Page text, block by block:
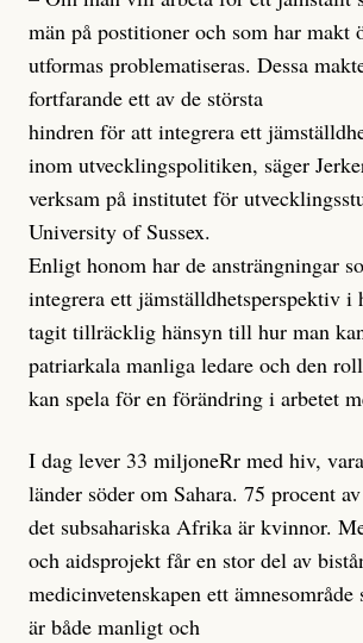
män på postitioner och som har makt
utformas problematiseras. Dessa
fortfarande ett av de största
hindren för att integrera ett
inom utvecklingspolitiken, säger
verksam på institutet för
University of Sussex.
Enligt honom har de ansträngningar
integrera ett jämställdhetsperspektiv i
tagit tillräcklig hänsyn till hur man
patriarkala manliga ledare och den
kan spela för en förändring i arbetet
I dag lever 33 miljoneRr med hiv,
länder söder om Sahara. 75 procent
det subsahariska Afrika är kvinnor.
och aidsprojekt får en stor del av
medicinvetenskapen ett
är både manligt och